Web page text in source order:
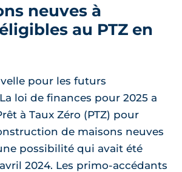
neuves à
au PTZ en
pour les futurs
loi de finances pour 2025 a
à Taux Zéro (PTZ) pour
de maisons neuves
possibilité qui avait été
2024. Les primo-accédants